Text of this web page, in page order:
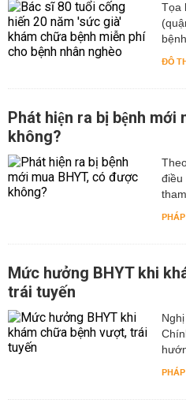
Tọa
ĐÔ
Phát hiện ra bị bệnh mới
không?
điều
Mức hưởng BHYT khi
trái tuyến